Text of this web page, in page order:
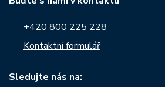
+420 800 225 228
Kontaktní formulář
Sledujte nás na: